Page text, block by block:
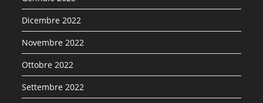
Dicembre 2022
Novembre 2022
Ottobre 2022
Settembre 2022